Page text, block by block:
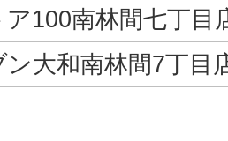
100南林間七丁目
大和南林間7丁目